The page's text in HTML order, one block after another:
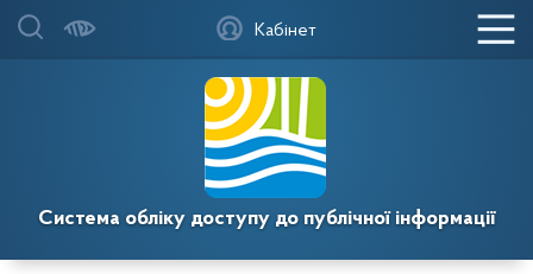
Система обліку доступу до публічної інформації
Кабінет